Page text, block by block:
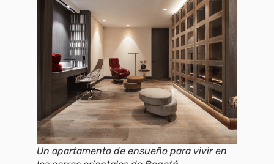
Un apartamento de ensueño para vivir en